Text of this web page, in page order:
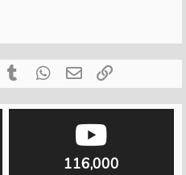
PinterestTumblrWhatsApp
Email
116,000